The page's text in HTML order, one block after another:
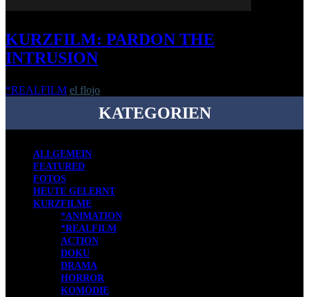
KURZFILM: PARDON THE
INTRUSION
*REALFILM el flojo
KATEGORIEN
ALLGEMEIN
FEATURED
FOTOS
HEUTE GELERNT
KURZFILME
*ANIMATION
*REALFILM
ACTION
DOKU
DRAMA
HORROR
KOMÖDIE